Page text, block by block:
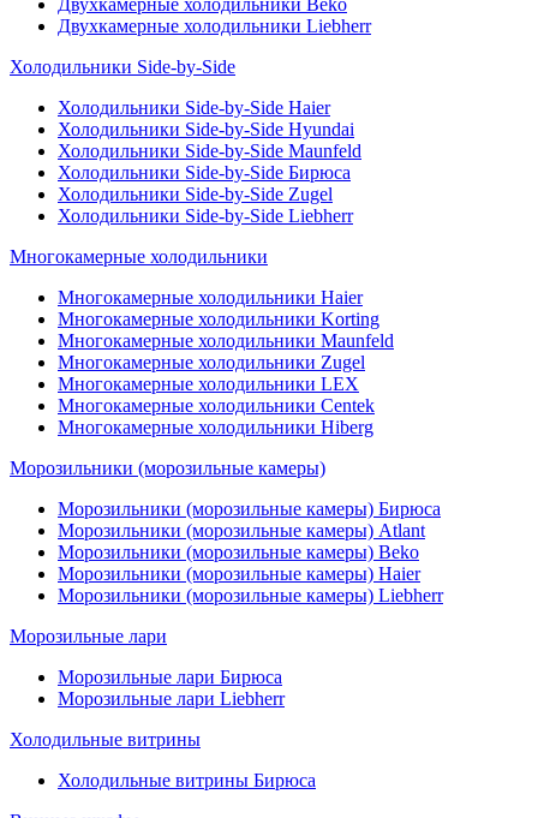
Двухкамерные холодильники Beko
Двухкамерные холодильники Liebherr
Холодильники Side-by-Side
Холодильники Side-by-Side Haier
Холодильники Side-by-Side Hyundai
Холодильники Side-by-Side Maunfeld
Холодильники Side-by-Side Бирюса
Холодильники Side-by-Side Zugel
Холодильники Side-by-Side Liebherr
Многокамерные холодильники
Многокамерные холодильники Haier
Многокамерные холодильники Korting
Многокамерные холодильники Maunfeld
Многокамерные холодильники Zugel
Многокамерные холодильники LEX
Многокамерные холодильники Centek
Многокамерные холодильники Hiberg
Морозильники (морозильные камеры)
Морозильники (морозильные камеры) Бирюса
Морозильники (морозильные камеры) Atlant
Морозильники (морозильные камеры) Beko
Морозильники (морозильные камеры) Haier
Морозильники (морозильные камеры) Liebherr
Морозильные лари
Морозильные лари Бирюса
Морозильные лари Liebherr
Холодильные витрины
Холодильные витрины Бирюса